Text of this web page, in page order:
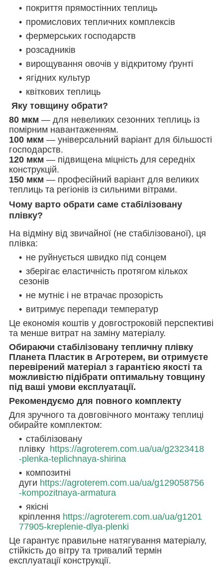
покриття прямостінних теплиць
промислових тепличних комплексів
фермерських господарств
розсадників
вирощування овочів у відкритому ґрунті
ягідних культур
квіткових теплиць
Яку товщину обрати?
80 мкм — для невеликих сезонних теплиць із
помірним навантаженням.
100 мкм — універсальний варіант для більшості
господарств.
120 мкм — підвищена міцність для середніх
конструкцій.
150 мкм — професійний варіант для великих
теплиць та регіонів із сильними вітрами.
Чому варто обрати саме стабілізовану
плівку?
На відміну від звичайної (не стабілізованої), ця
плівка:
не руйнується швидко під сонцем
зберігає еластичність протягом кількох
сезонів
не мутніє і не втрачає прозорість
витримує перепади температур
Це економія коштів у довгостроковій перспективі
та менше витрат на заміну матеріалу.
Обираючи стабілізовану тепличну плівку
Планета Пластик в Агротерем, ви отримуєте
перевірений матеріал з гарантією якості та
можливістю підібрати оптимальну товщину
під ваші умови експлуатації.
Рекомендуємо для повного комплекту
Для зручного та довговічного монтажу теплиці
обирайте комплектом:
стабілізовану
плівку https://agroterem.com.ua/ua/g2323418
-plenka-teplichnaya-shirina
композитні
дуги https://agroterem.com.ua/ua/g129058756
-kompozitnaya-armatura
якісні
кріплення https://agroterem.com.ua/ua/g1201
77905-kreplenie-dlya-plenki
Це гарантує правильне натягування матеріалу,
стійкість до вітру та тривалий термін
експлуатації конструкції.